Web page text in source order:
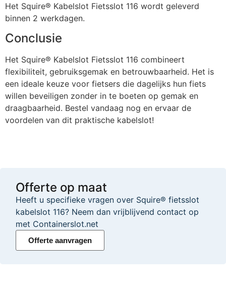
Het Squire® Kabelslot Fietsslot 116 wordt geleverd
binnen 2 werkdagen.
Conclusie
Het Squire® Kabelslot Fietsslot 116 combineert
flexibiliteit, gebruiksgemak en betrouwbaarheid. Het is
een ideale keuze voor fietsers die dagelijks hun fiets
willen beveiligen zonder in te boeten op gemak en
draagbaarheid. Bestel vandaag nog en ervaar de
voordelen van dit praktische kabelslot!
Offerte op maat
Heeft u specifieke vragen over Squire® fietsslot
kabelslot 116? Neem dan vrijblijvend contact op
met Containerslot.net
Offerte aanvragen